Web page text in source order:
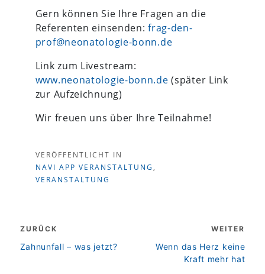
Gern können Sie Ihre Fragen an die
Referenten einsenden:frag-den-
prof@neonatologie-bonn.de
Link zum Livestream:
www.neonatologie-bonn.de (später Link
zur Aufzeichnung)
Wir freuen uns über Ihre Teilnahme!
VERÖFFENTLICHT IN
NAVI APP VERANSTALTUNG ,
VERANSTALTUNG
ZURÜCK
zurück
Zahnunfall – was jetzt?
WEITER
weiter
Wenn das Herz keine
Kraft mehr hat